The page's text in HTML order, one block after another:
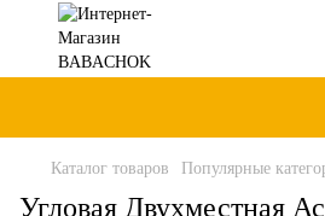
Каталог товаров Популярные
Угловая Двухместная